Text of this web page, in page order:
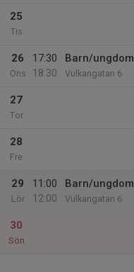
25
Tis
26
Ons
17:30
18:30
Barn/ungdom
Vulkangatan 6
27
Tor
28
Fre
29
Lör
11:00
12:00
Barn/ungdom
Vulkangatan 6
30
Sön